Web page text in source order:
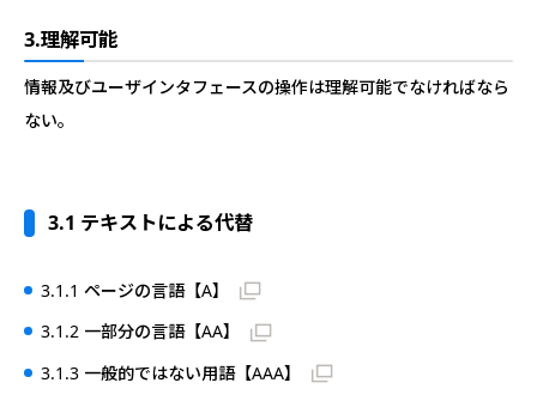
3.理解可能
情報及びユーザインタフェースの操作は理解可能でなければなら
ない。
3.1 テキストによる代替
3.1.1 ページの言語【A】
3.1.2 一部分の言語【AA】
3.1.3 一般的ではない用語【AAA】